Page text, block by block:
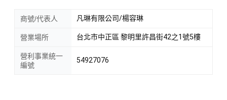
商號/代表人 凡琳有限公司/楊容琳
營業場所 台北市中正區 黎明里許昌街42之1號5樓
營利事業統一
編號
54927076